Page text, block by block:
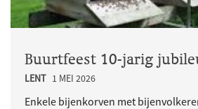
LENT 1 MEI 2026